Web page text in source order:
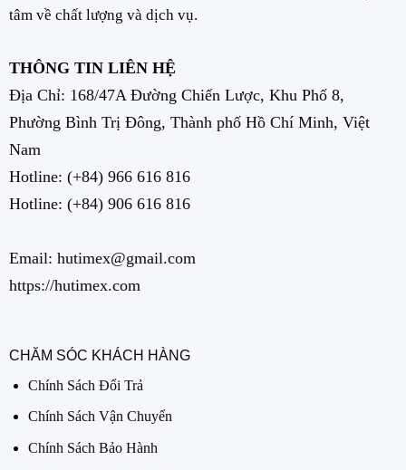
tâm về chất lượng và dịch vụ.
THÔNG TIN LIÊN HỆ
Địa Chỉ: 168/47A Đường Chiến Lược, Khu Phố 8,
Phường Bình Trị Đông, Thành phố Hồ Chí Minh, Việt
Nam
Hotline: (+84) 966 616 816
Hotline: (+84) 906 616 816
Email: hutimex@gmail.com
https://hutimex.com
CHĂM SÓC KHÁCH HÀNG
Chính Sách Đổi Trả
Chính Sách Vận Chuyển
Chính Sách Bảo Hành